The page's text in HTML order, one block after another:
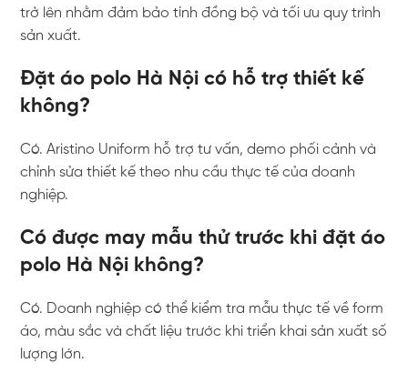
trở lên nhằm đảm bảo tính đồng bộ và tối ưu quy trình
sản xuất.
Đặt áo polo Hà Nội có hỗ trợ thiết kế
không?
Có.Aristino Uniform hỗ trợ tư vấn, demo phối cảnh và
chỉnh sửa thiết kế theo nhu cầu thực tế của doanh
nghiệp.
Có được may mẫu thử trước khi đặt áo
polo Hà Nội không?
Có. Doanh nghiệp có thể kiểm tra mẫu thực tế về form
áo, màu sắc và chất liệu trước khi triển khai sản xuất số
lượng lớn.